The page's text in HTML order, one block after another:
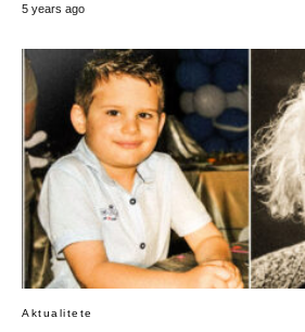
5 years ago
Aktualitete